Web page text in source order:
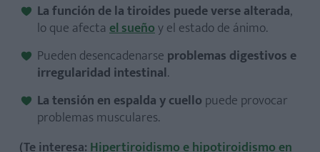
La función de la tiroides puede verse alterada,
lo que afecta el sueñoy el estado de ánimo.
Pueden desencadenarse problemas digestivos e
irregularidad intestinal.
La tensión en espalda y cuello puede provocar
problemas musculares.
(Te interesa:Hipertiroidismo e hipotiroidismo en